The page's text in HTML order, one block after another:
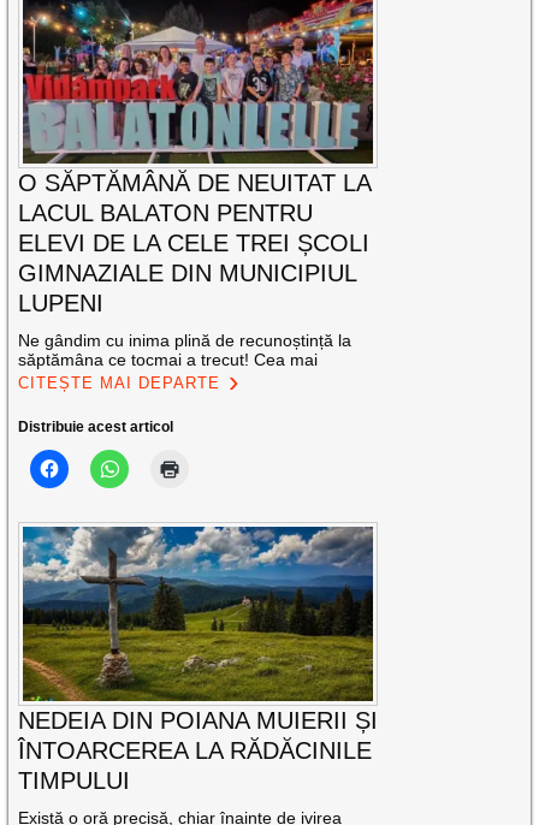
O SĂPTĂMÂNĂ DE NEUITAT LA
LACUL BALATON PENTRU
ELEVI DE LA CELE TREI ȘCOLI
GIMNAZIALE DIN MUNICIPIUL
LUPENI
Ne gândim cu inima plină de recunoștință la
săptămâna ce tocmai a trecut! Cea mai
CITEȘTE MAI DEPARTE
Distribuie acest articol
NEDEIA DIN POIANA MUIERII ȘI
ÎNTOARCEREA LA RĂDĂCINILE
TIMPULUI
Există o oră precisă, chiar înainte de ivirea